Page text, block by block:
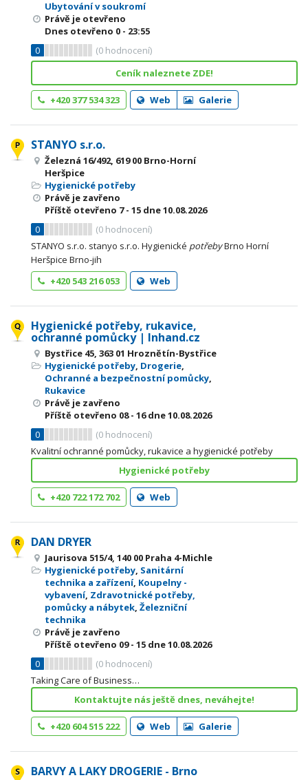
Ubytování v soukromí
Právě je otevřeno
Dnes otevřeno 0 - 23:55
0
(0 hodnocení)
Ceník naleznete ZDE!
+420 377 534 323 Web Galerie
STANYO s.r.o.
Železná 16/492, 619 00 Brno-Horní
Heršpice
Hygienické potřeby
Právě je zavřeno
Příště otevřeno 7 - 15 dne 10.08.2026
0
(0 hodnocení)
STANYO s.r.o. stanyo s.r.o. Hygienické potřebyBrno Horní
Heršpice Brno-jih
+420 543 216 053
Web
Hygienické potřeby, rukavice,
ochranné pomůcky | Inhand.cz
Bystřice 45, 363 01 Hroznětín-Bystřice
Hygienické potřeby, Drogerie,
Ochranné a bezpečnostní pomůcky,
Rukavice
Právě je zavřeno
Příště otevřeno 08 - 16dne 10.08.2026
0
(0 hodnocení)
Kvalitní ochranné pomůcky, rukavice a hygienické potřeby
Hygienické potřeby
+420 722 172 702 Web
DAN DRYER
Jaurisova 515/4, 140 00 Praha 4-Michle
Hygienické potřeby, Sanitární
technika a zařízení, Koupelny -
vybavení, Zdravotnické potřeby,
pomůcky a nábytek, Železniční
technika
Právě je zavřeno
Příště otevřeno 09 - 15 dne 10.08.2026
0
(0 hodnocení)
Taking Care of Business…
Kontaktujte nás ještě dnes, neváhejte!
+420 604 515 222 Web Galerie
BARVY A LAKY DROGERIE - Brno